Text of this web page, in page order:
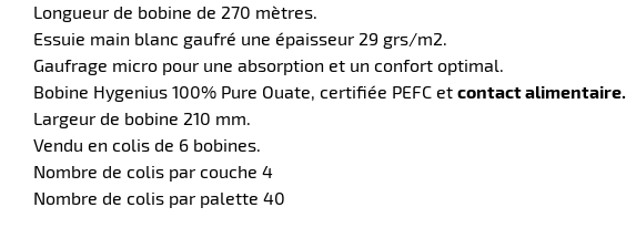
Longueur de bobine de 270 mètres.
Essuie main blanc gaufré une épaisseur 29 grs/m2.
Gaufrage micro pour une absorption et un confort optimal.
Bobine Hygenius 100% Pure Ouate, certifiée PEFC et contact alimentaire.
Largeur de bobine 210 mm.
Vendu en colis de 6 bobines.
Nombre de colis par couche 4
Nombre de colis par palette 40